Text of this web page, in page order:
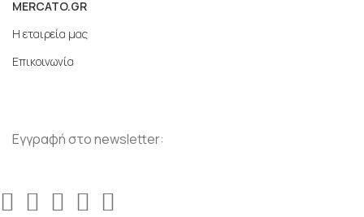
MERCATO.GR
Η εταιρεία μας
Επικοινωνία
Εγγραφή στο newsletter: